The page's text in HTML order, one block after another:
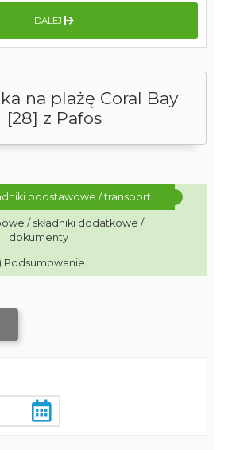
na plażę Coral Bay
[28] z Pafos
podstawowe / transport
/ składniki dodatkowe /
dokumenty
Podsumowanie
DALEJ